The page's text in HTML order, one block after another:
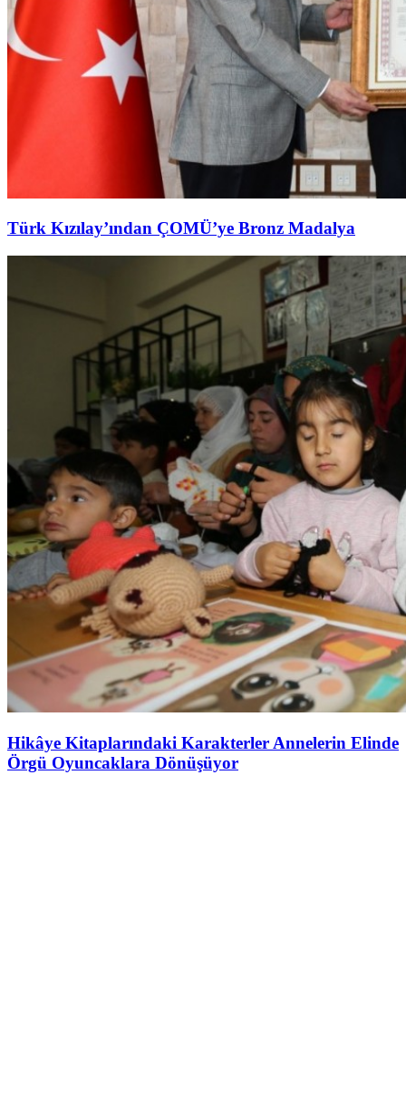
Türk Kızılay’ından ÇOMÜ’ye Bronz Madalya
Hikâye Kitaplarındaki Karakterler Annelerin Elinde
Örgü Oyuncaklara Dönüşüyor